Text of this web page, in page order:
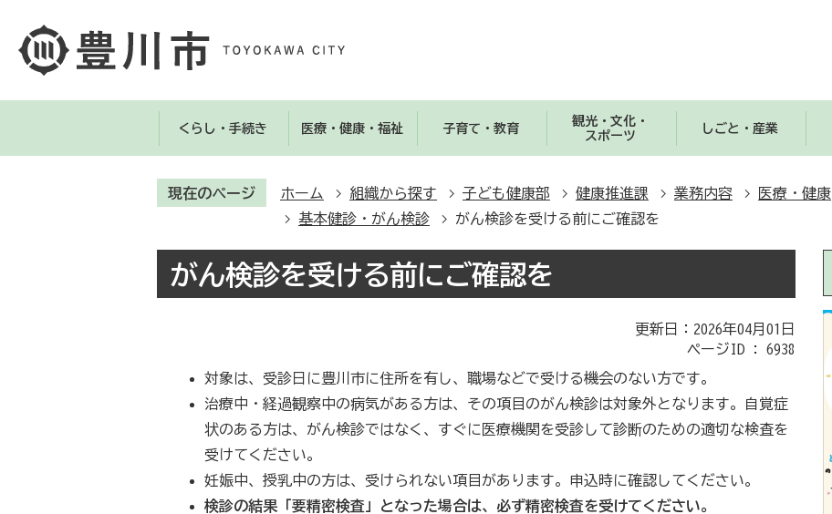
くらし・手続き 医療・健康・福祉 子育て・教育
観光・文化・
スポーツ
しごと・産業
現在のページ ホーム 組織から探す 子ども健康部 健康推進課 業務内容 医療・健康
基本健診・がん検診
がん検診を受ける前にご確認を
がん検診を受ける前にご確認を
更新日：2026年04月01日
ページID : 6938
対象は、受診日に豊川市に住所を有し、職場などで受ける機会のない方です。
治療中・経過観察中の病気がある方は、その項目のがん検診は対象外となります。自覚症
状のある方は、がん検診ではなく、すぐに医療機関を受診して診断のための適切な検査を
受けてください。
妊娠中、授乳中の方は、受けられない項目があります。申込時に確認してください。
検診の結果「要精密検査」となった場合は、必ず精密検査を受けてください。